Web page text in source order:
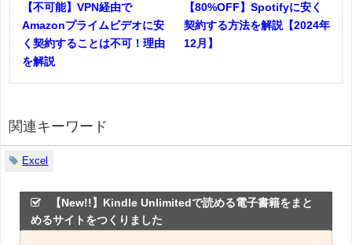
【不可能】VPN経由で
Amazonプライムビデオに安
く契約することは不可！理由
を解説
【80%OFF】Spotifyに安く
契約する方法を解説【2024年
12月】
関連キーワード
Excel
【New!!】Kindle Unlimitedで読める電子書籍をまと
めるサイトをつくりました